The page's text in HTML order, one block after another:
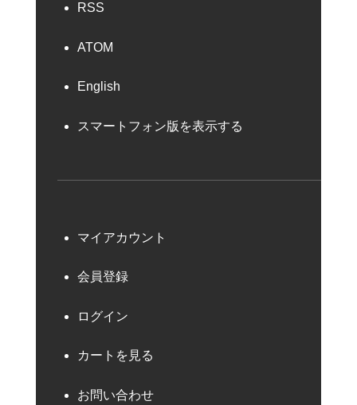
RSS
ATOM
English
スマートフォン版を表示する
マイアカウント
会員登録
ログイン
カートを見る
お問い合わせ